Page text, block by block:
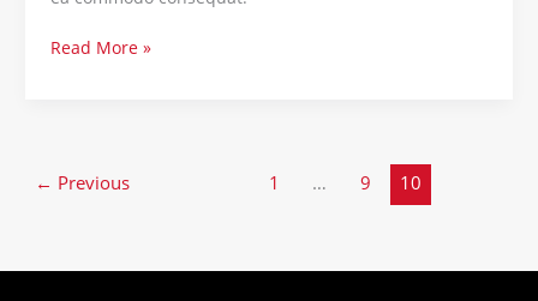
Read More »
← Previous 1 … 9 10